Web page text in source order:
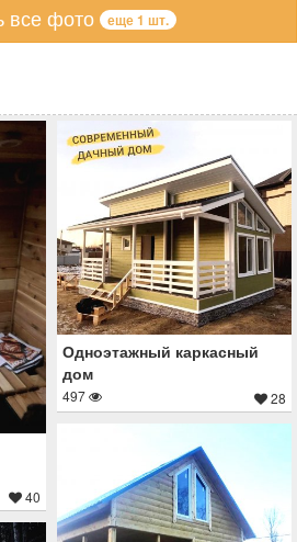
все фото еще 1 шт.
40
Одноэтажный каркасный
дом
497 28